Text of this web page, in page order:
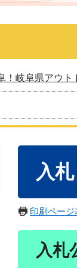
！岐阜県アウ
入
印刷ページ
入札